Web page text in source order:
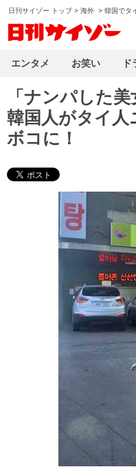
日刊サイゾー トップ> 海外 > 韓国でタ
「ナンパした
韓国人がタイ人
ボコに！
エンタメ お笑い ド